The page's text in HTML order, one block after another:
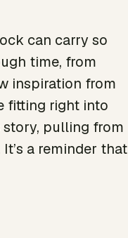
can carry so
time, from
inspiration from
fitting right into
story, pulling from
a reminder that